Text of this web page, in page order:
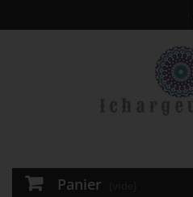
Panier